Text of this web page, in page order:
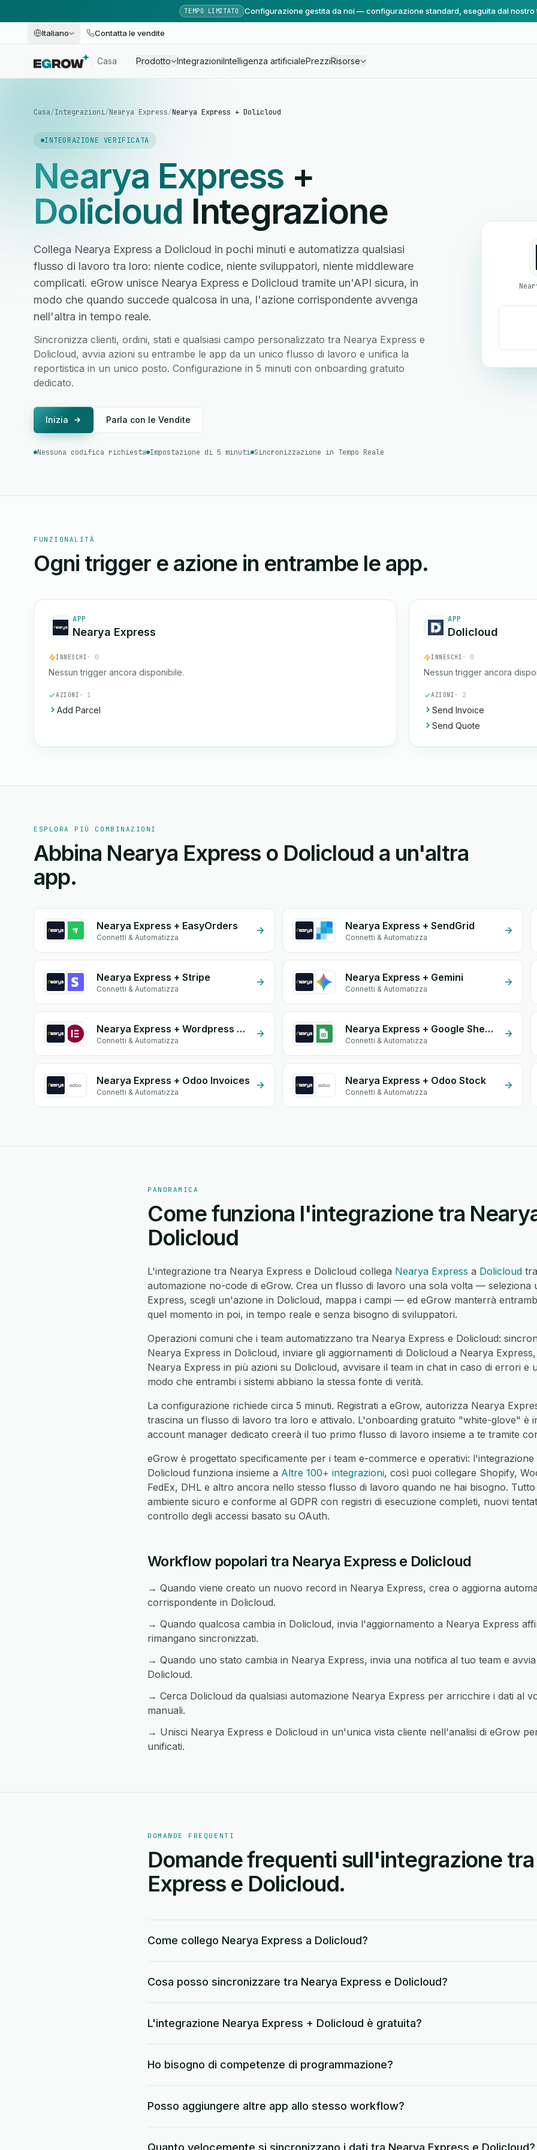
TEMPO LIMITATO Configurazione gestita da noi — configurazione standard, eseguita dal nostro
Italiano Contatta le vendite
Casa Prodotto IntegrazioniIntelligenza artificialePrezziRisorse
Casa/Integrazioni/Nearya Express/Nearya Express + Dolicloud
INTEGRAZIONE VERIFICATA
Nearya Express +
Dolicloud Integrazione
Collega Nearya Express a Dolicloud in pochi minuti e automatizza qualsiasi
flusso di lavoro tra loro: niente codice, niente sviluppatori, niente middleware
complicati. eGrow unisce Nearya Express e Dolicloud tramite un'API sicura, in
modo che quando succede qualcosa in una, l'azione corrispondente avvenga
nell'altra in tempo reale.
Sincronizza clienti, ordini, stati e qualsiasi campo personalizzato tra Nearya Express e
Dolicloud, avvia azioni su entrambe le app da un unico flusso di lavoro e unifica la
reportistica in un unico posto. Configurazione in 5 minuti con onboarding gratuito
dedicato.
Inizia Parla con le Vendite
Nessuna codifica richiesta Impostazione di 5 minuti Sincronizzazione in Tempo Reale
FUNZIONALITÀ
Ogni trigger e azione in entrambe le app.
APP
Nearya Express
INNESCHI · 0
Nessun trigger ancora disponibile.
AZIONI · 1
Add Parcel
APP
Dolicloud
INNESCHI · 0
Nessun trigger ancora
AZIONI · 2
Send Invoice
Send Quote
ESPLORA PIÙ COMBINAZIONI
Abbina Nearya Express o Dolicloud a un'altra
app.
Nearya Express + EasyOrders
Connetti & Automatizza
Nearya Express + SendGrid
Connetti & Automatizza
Nearya Express + Stripe
Connetti & Automatizza
Nearya Express + Gemini
Connetti & Automatizza
Nearya Express + Wordpress Elementor
Connetti & Automatizza
Nearya Express + Google Sheets
Connetti & Automatizza
Nearya Express + Odoo Invoices
Connetti & Automatizza
Nearya Express + Odoo Stock
Connetti & Automatizza
PANORAMICA
Come funziona l'integrazione tra
Dolicloud
L'integrazione tra Nearya Express e Dolicloud collega Nearya Express a Dolicloud
automazione no-code di eGrow. Crea un flusso di lavoro una sola volta — seleziona
Express, scegli un'azione in Dolicloud, mappa i campi — ed eGrow manterrà
quel momento in poi, in tempo reale e senza bisogno di sviluppatori.
Operazioni comuni che i team automatizzano tra Nearya Express e Dolicloud:
Nearya Express in Dolicloud, inviare gli aggiornamenti di Dolicloud a Nearya
Nearya Express in più azioni su Dolicloud, avvisare il team in chat in caso di errori e
modo che entrambi i sistemi abbiano la stessa fonte di verità.
La configurazione richiede circa 5 minuti. Registrati a eGrow, autorizza Nearya
trascina un flusso di lavoro tra loro e attivalo. L'onboarding gratuito "white-glove" è
account manager dedicato creerà il tuo primo flusso di lavoro insieme a te tramite
eGrow è progettato specificamente per i team e-commerce e operativi:
Dolicloud funziona insieme a Altre 100+ integrazioni, così puoi collegare Shopify,
FedEx, DHL e altro ancora nello stesso flusso di lavoro quando ne hai bisogno.
ambiente sicuro e conforme al GDPR con registri di esecuzione completi, nuovi
controllo degli accessi basato su OAuth.
Workflow popolari tra Nearya Express e Dolicloud
→ Quando viene creato un nuovo record in Nearya Express, crea o aggiorna
corrispondente in Dolicloud.
→ Quando qualcosa cambia in Dolicloud, invia l'aggiornamento a Nearya Express
rimangano sincronizzati.
→ Quando uno stato cambia in Nearya Express, invia una notifica al tuo team e
Dolicloud.
→ Cerca Dolicloud da qualsiasi automazione Nearya Express per arricchire i dati al
manuali.
→ Unisci Nearya Express e Dolicloud in un'unica vista cliente nell'analisi di eGrow
unificati.
DOMANDE FREQUENTI
Domande frequenti sull'integrazione
Express e Dolicloud.
Come collego Nearya Express a Dolicloud?
Cosa posso sincronizzare tra Nearya Express e Dolicloud?
L'integrazione Nearya Express + Dolicloud è gratuita?
Ho bisogno di competenze di programmazione?
Posso aggiungere altre app allo stesso workflow?
Quanto velocemente si sincronizzano i dati tra Nearya Express e Dolicloud?